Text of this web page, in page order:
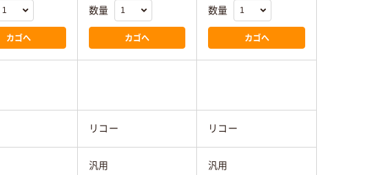
カゴへ
数量
カゴへ
数量
カゴへ
リコー リコー
汎用 汎用